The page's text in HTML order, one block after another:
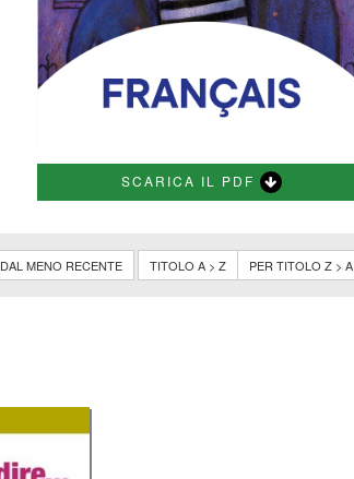
SCARICA IL PDF
DAL MENO RECENTE TITOLO A > Z PER TITOLO Z > A